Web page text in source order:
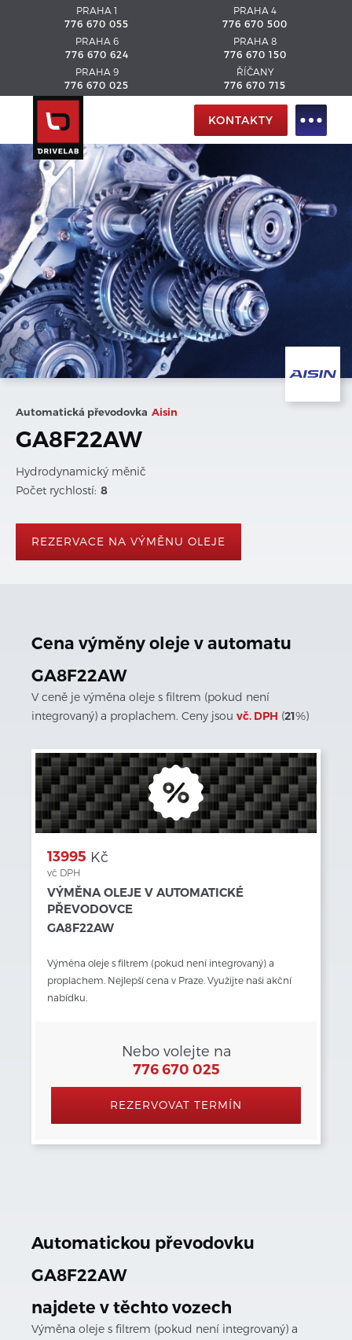
PRAHA 1
776 670 055
PRAHA 4
776 670 500
PRAHA 6
776 670 624
PRAHA 8
776 670 150
PRAHA 9
776 670 025
ŘÍČANY
776 670 715
KONTAKTY
Automatická převodovka Aisin
GA8F22AW
Hydrodynamický měnič
Počet rychlostí: 8
REZERVACE NA VÝMĚNU OLEJE
Cena výměny oleje v automatu
GA8F22AW
V ceně je výměna oleje s filtrem (pokud není
integrovaný) a proplachem. Ceny jsouvč. DPH (21%)
VÝMĚNA OLEJE V AUTOMATICKÉ
PŘEVODOVCE
GA8F22AW
13995 Kč
vč DPH
Výměna oleje s filtrem (pokud není integrovaný) a
proplachem. Nejlepší cena v Praze. Využijte naši akční
nabídku.
REZERVOVAT TERMÍN
Nebo volejte na
776 670 025
Automatickou převodovku
GA8F22AW
najdete v těchto vozech
Výměna oleje s filtrem (pokud není integrovaný) a